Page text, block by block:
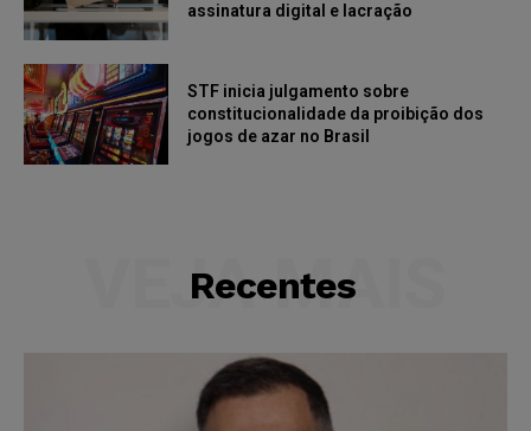
assinatura digital e lacração
STF inicia julgamento sobre
constitucionalidade da proibição dos
jogos de azar no Brasil
Recentes
VEJA MAIS